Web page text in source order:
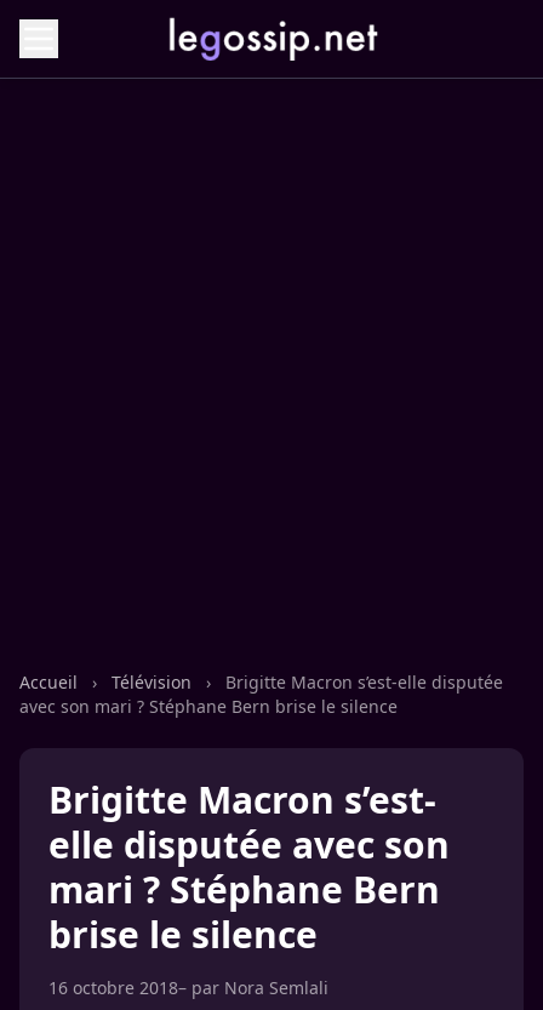
Accueil › Télévision ›
Brigitte Macron s’est-elle disputée
avec son mari ? Stéphane Bern brise le silence
Brigitte Macron s’est-
elle disputée avec son
mari ? Stéphane Bern
brise le silence
16 octobre 2018– par Nora Semlali